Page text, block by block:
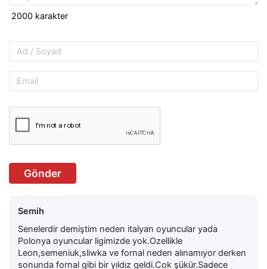
Gönder
Semih
Senelerdir demiştim neden italyan oyuncular yada
Polonya oyuncular ligimizde yok.Ozellikle
Leon,semeniuk,sliwka ve fornal neden alınamıyor derken
sonunda fornal gibi bir yıldız geldi.Cok şükür.Sadece